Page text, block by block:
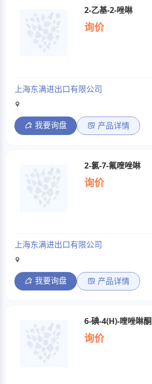
2-乙基-2-唑啉
询价
上海东满进出口有限公司
我要询盘 产品详情
2-氯-7-氟喹唑啉
询价
上海东满进出口有限公司
我要询盘 产品详情
6-碘-4(H)-喹唑啉酮
询价